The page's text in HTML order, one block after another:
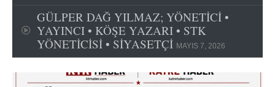
GÜLPER DAĞ YILMAZ; YÖNETİCİ •
YAYINCI • KÖŞE YAZARI • STK
YÖNETİCİSİ • SİYASETÇİ MAYIS 7, 2026